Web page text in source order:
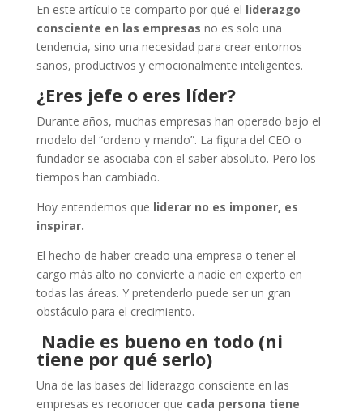
En este artículo te comparto por qué el liderazgo
consciente en las empresas no es solo una
tendencia, sino una necesidad para crear entornos
sanos, productivos y emocionalmente inteligentes.
¿Eres jefe o eres líder?
Durante años, muchas empresas han operado bajo el
modelo del “ordeno y mando”. La figura del CEO o
fundador se asociaba con el saber absoluto. Pero los
tiempos han cambiado.
Hoy entendemos que liderar no es imponer, es
inspirar.
El hecho de haber creado una empresa o tener el
cargo más alto no convierte a nadie en experto en
todas las áreas. Y pretenderlo puede ser un gran
obstáculo para el crecimiento.
Nadie es bueno en todo (ni
tiene por qué serlo)
Una de las bases del liderazgo consciente en las
empresas es reconocer que cada persona tiene